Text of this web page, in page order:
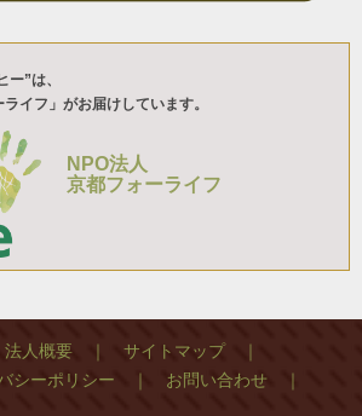
”は、
ライフ」がお届けしています。
NPO法人
京都フォーライフ
人概要 ｜
サイトマップ ｜
シーポリシー ｜
お問い合わせ ｜